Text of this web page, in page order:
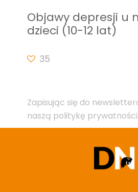
Objawy depresji u
dzieci (10-12 lat)
35
Zapisując się do
naszą politykę prywatności.